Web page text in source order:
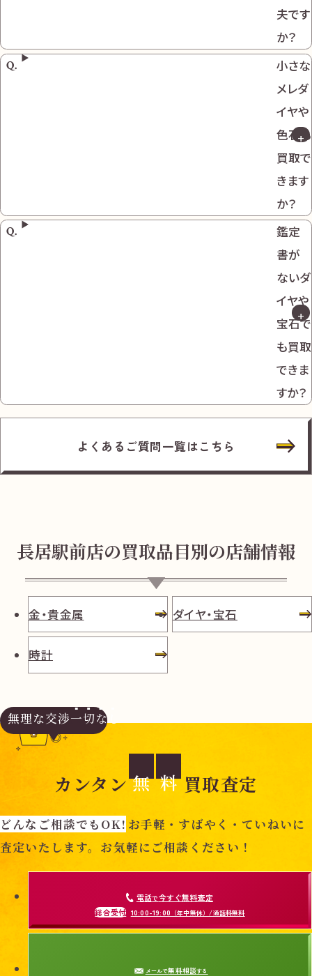
夫です
か？
小さな
メレダ
イヤや
色石も
買取で
きます
か？
鑑定
書が
ないダ
イヤや
宝石で
も買取
できま
すか？
よくあるご質問一覧はこちら
長居駅前店の買取品目別の店舗情報
金・貴金属 ダイヤ・宝石
時計
無理な交渉一切なし
カンタン 無 料 買取査定
どんなご相談でもOK! お手軽・すばやく・ていねいに
査定いたします。お気軽にご相談ください！
電話で今すぐ無料査定
総合受付 10:00-19:00 （年中無休）/通話料無料
メールで無料相談する